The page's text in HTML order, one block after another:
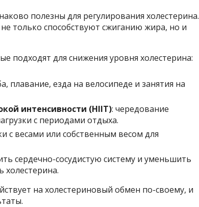
полезны для регулирования холестерина.
только способствуют сжиганию жира, но и
подходят для снижения уровня холестерина:
плавание, езда на велосипеде и занятия на
интенсивности (HIIT): чередование
с периодами отдыха.
с весами или собственным весом для
сердечно-сосудистую систему и уменьшить
холестерина.
на холестериновый обмен по-своему, и